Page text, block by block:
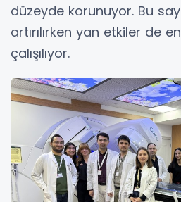
düzeyde korunuyor. Bu
artırılırken yan etkiler de
çalışılıyor.